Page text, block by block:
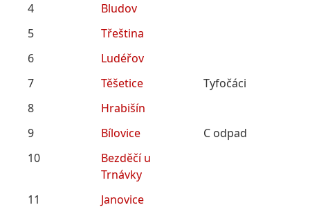
4
Bludov
5
Třeština
6
Ludéřov
7
Těšetice
Tyfočáci
8
Hrabišín
9
Bílovice
C odpad
10
Bezděčí u
Trnávky
11
Janovice